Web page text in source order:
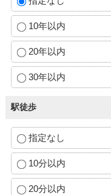
10年以内
20年以内
30年以内
駅徒歩
指定なし
10分以内
20分以内